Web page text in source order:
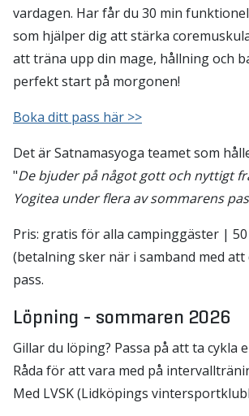
vardagen. Har får du 30 min
som hjälper dig att stärka
att träna upp din mage, hållning och
perfekt start på morgonen!
Boka ditt pass här >>
Det är Satnamasyoga teamet som
"De bjuder på något gott och nyttigt
Yogitea under flera av sommarens
Pris: gratis för alla campinggäster |
(betalning sker när i samband med
pass.
Löpning - sommaren 2026
Gillar du löping? Passa på att ta cykla
Råda för att vara med på
Med LVSK (Lidköpings